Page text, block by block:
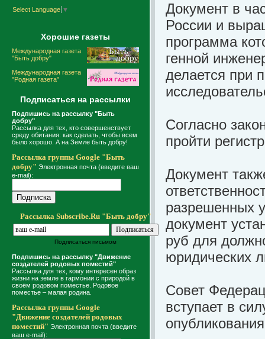
Select Language ▼
Хорошие газеты
Международная газета
"Быть добру"
Международная газета
"Родная газета"
Подписаться на рассылки
Подпишись на рассылку "Быть
добру"
Рассылка для тех, кто совершенствует
среду обитания: как сделать, чтобы всем
было хорошо. А на Земле быть добру!
Рассылка группы Google "Быть
добру" Электронная почта (введите ваш
e-mail):
Рассылка Subscribe.Ru "Быть добру"
Подписаться письмом
Подпишись на рассылку "Движение
создателей родовых поместий"
Рассылка для тех, кому интересен образ
жизни на земле в гармонии с природой в
своём родовом поместье. Родовое
поместье – малая родина.
Рассылка группы Google
"Движение создателей родовых
поместий" Электронная почта (введите
ваш e-mail):
Документ в
России и
программа
генной
делается при
Согласно
пройти
Документ
разрешенных
документ
руб для
юридических
Совет
вступает в
опубликования